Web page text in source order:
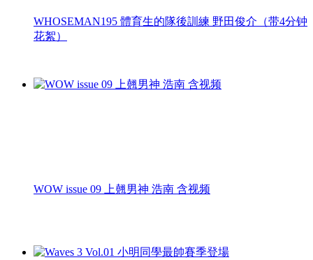
WHOSEMAN195 體育生的隊後訓練 野田俊介（带4分钟
花絮）
WOW issue 09 上翹男神 浩南 含视频